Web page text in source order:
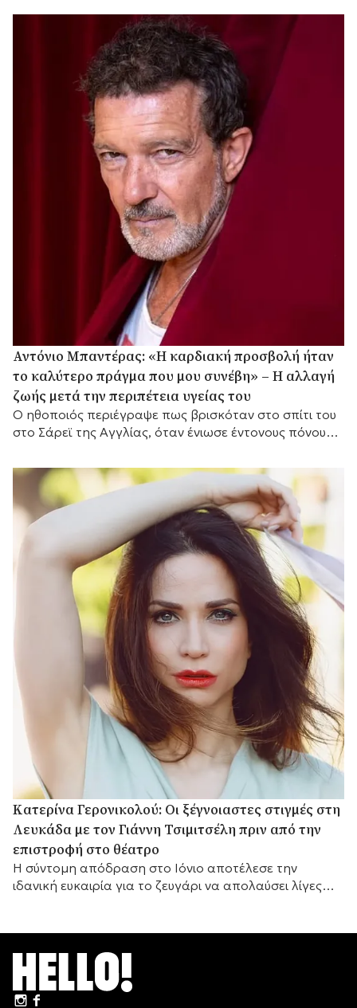
Αντόνιο Μπαντέρας: «Η καρδιακή προσβολή ήταν
το καλύτερο πράγμα που μου συνέβη» – Η αλλαγή
ζωής μετά την περιπέτεια υγείας του
Ο ηθοποιός περιέγραψε πως βρισκόταν στο σπίτι του
στο Σάρεϊ της Αγγλίας, όταν ένιωσε έντονους πόνους
Κατερίνα Γερονικολού: Οι ξέγνοιαστες στιγμές στη
Λευκάδα με τον Γιάννη Τσιμιτσέλη πριν από την
επιστροφή στο θέατρο
Η σύντομη απόδραση στο Ιόνιο αποτέλεσε την
ιδανική ευκαιρία για το ζευγάρι να απολαύσει λίγες